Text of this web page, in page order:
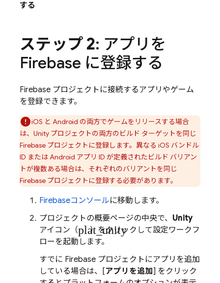
する
ステップ 2: アプリを
Firebase に登録する
Firebase プロジェクトに接続するアプリやゲーム
を登録できます。
iOS と Android の両方でゲームをリリースする場合
は、Unity プロジェクトの両方のビルド ターゲットを同じ
Firebase プロジェクトに登録します。異なる iOS バンドル
ID または Android アプリ ID が定義されたビルド バリアン
トが複数ある場合は、それぞれのバリアントを同じ
Firebase プロジェクトに登録する必要があります。
Firebaseコンソールに移動します。
プロジェクトの概要ページの中央で、 Unity
アイコン（plat_unity
）をクリックして設定ワークフ
ローを起動します。
すでに Firebase プロジェクトにアプリを追加
している場合は、[アプリを追加] をクリック